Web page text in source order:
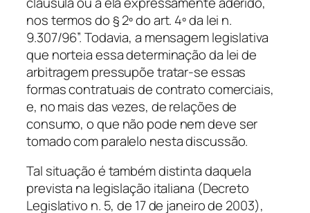
nos termos do § 2º do art. 4º da lei n.
9.307/96”. Todavia, a mensagem legislativa
que norteia essa determinação da lei de
arbitragem pressupõe tratar-se essas
formas contratuais de contrato comerciais,
e, no mais das vezes, de relações de
consumo, o que não pode nem deve ser
tomado com paralelo nesta discussão.
Tal situação é também distinta daquela
prevista na legislação italiana (Decreto
Legislativo n. 5, de 17 de janeiro de 2003),